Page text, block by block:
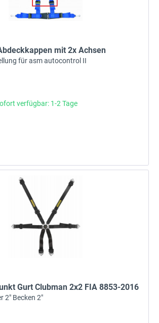
mit 2x Achsen
für asm autocontrol II
verfügbar: 1-2 Tage
Gurt Clubman 2x2 FIA 8853-2016
2" Becken 2"